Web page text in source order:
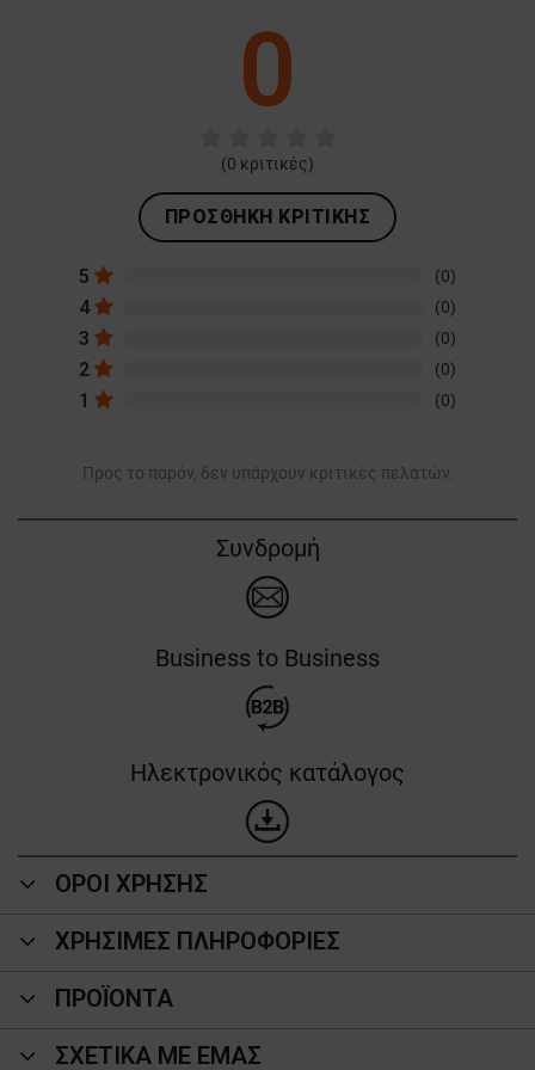
0
(0 κριτικές)
ΠΡΟΣΘΉΚΗ ΚΡΙΤΙΚΉΣ
5 (0)
4 (0)
3 (0)
2 (0)
1 (0)
Προς το παρόν, δεν υπάρχουν κριτικές πελατών.
Συνδρομή
Business to Business
Ηλεκτρονικός κατάλογος
ΟΡΟΙ ΧΡΗΣΗΣ
ΧΡΗΣΙΜΕΣ ΠΛΗΡΟΦΟΡΙΕΣ
ΠΡΟΪΌΝΤΑ
ΣΧΕΤΙΚΑ ΜΕ ΕΜΑΣ